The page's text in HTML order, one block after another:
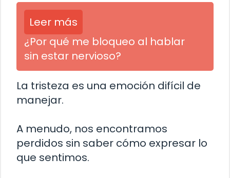
Leer más
¿Por qué me bloqueo al hablar
sin estar nervioso?
La tristeza es una emoción difícil de
manejar.
A menudo, nos encontramos
perdidos sin saber cómo expresar lo
que sentimos.